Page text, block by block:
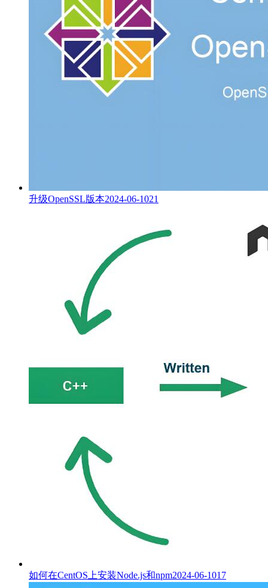
升级OpenSSL版本2024-06-1021
如何在CentOS上安装Node.js和npm2024-06-1017